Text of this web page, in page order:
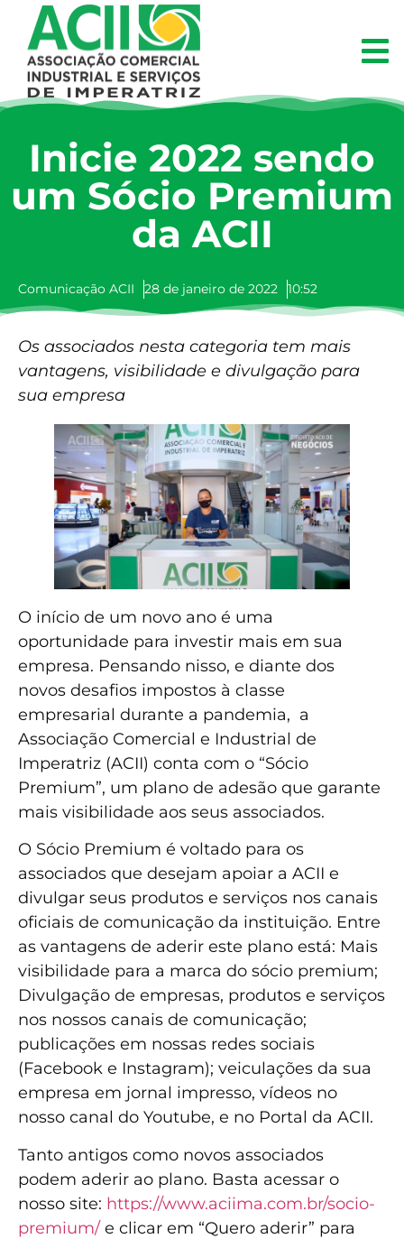
Inicie 2022 sendo
um Sócio Premium
da ACII
Comunicação ACII 28 de janeiro de 2022 10:52
Os associados nesta categoria tem mais
vantagens, visibilidade e divulgação para
sua empresa
O início de um novo ano é uma
oportunidade para investir mais em sua
empresa. Pensando nisso, e diante dos
novos desafios impostos à classe
empresarial durante a pandemia, a
Associação Comercial e Industrial de
Imperatriz (ACII) conta com o “Sócio
Premium”, um plano de adesão que garante
mais visibilidade aos seus associados.
O Sócio Premium é voltado para os
associados que desejam apoiar a ACII e
divulgar seus produtos e serviços nos canais
oficiais de comunicação da instituição. Entre
as vantagens de aderir este plano está: Mais
visibilidade para a marca do sócio premium;
Divulgação de empresas, produtos e serviços
nos nossos canais de comunicação;
publicações em nossas redes sociais
(Facebook e Instagram); veiculações da sua
empresa em jornal impresso, vídeos no
nosso canal do Youtube, e no Portal da ACII.
Tanto antigos como novos associados
podem aderir ao plano. Basta acessar o
nosso site: https://www.aciima.com.br/socio-
premium/e clicar em “Quero aderir” para